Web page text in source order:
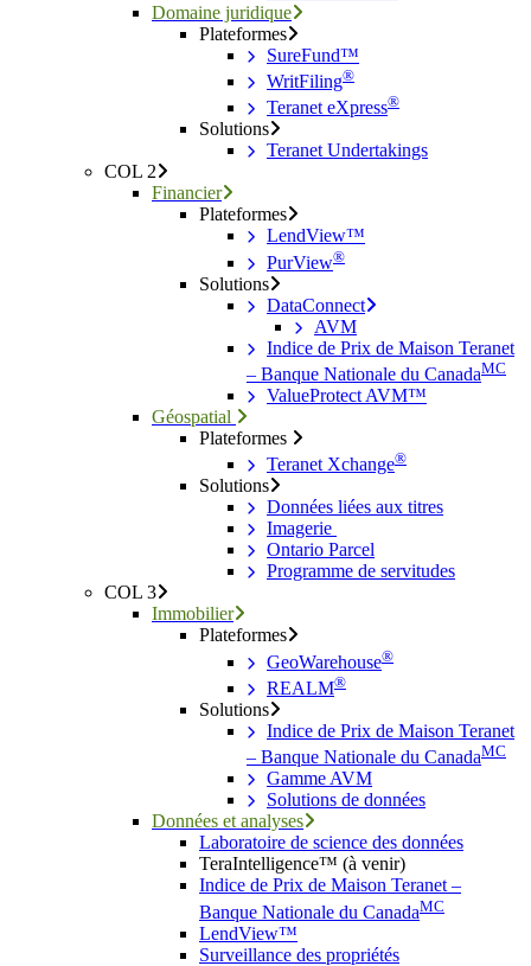
Domaine juridique
Plateformes
SureFund™
WritFiling®
Teranet eXpress®
Solutions
Teranet Undertakings
COL 2
Financier
Plateformes
LendView™
PurView®
Solutions
DataConnect
AVM
Indice de Prix de Maison Teranet
– Banque Nationale du CanadaMC
ValueProtect AVM™
Géospatial
Plateformes
Teranet Xchange®
Solutions
Données liées aux titres
Imagerie
Ontario Parcel
Programme de servitudes
COL 3
Immobilier
Plateformes
GeoWarehouse®
REALM®
Solutions
Indice de Prix de Maison Teranet
– Banque Nationale du CanadaMC
Gamme AVM
Solutions de données
Données et analyses
Laboratoire de science des données
TeraIntelligence™ (à venir)
Indice de Prix de Maison Teranet –
Banque Nationale du CanadaMC
LendView™
Surveillance des propriétés